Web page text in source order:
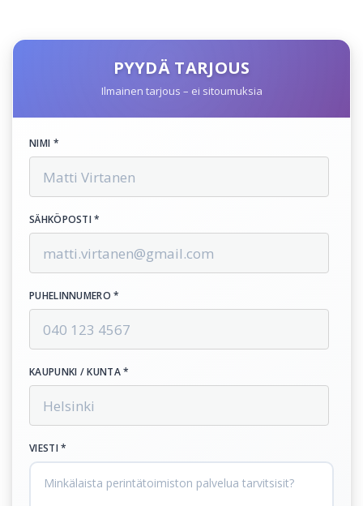
PYYDÄ TARJOUS
Ilmainen tarjous – ei sitoumuksia
NIMI *
SÄHKÖPOSTI *
PUHELINNUMERO *
KAUPUNKI / KUNTA *
VIESTI *